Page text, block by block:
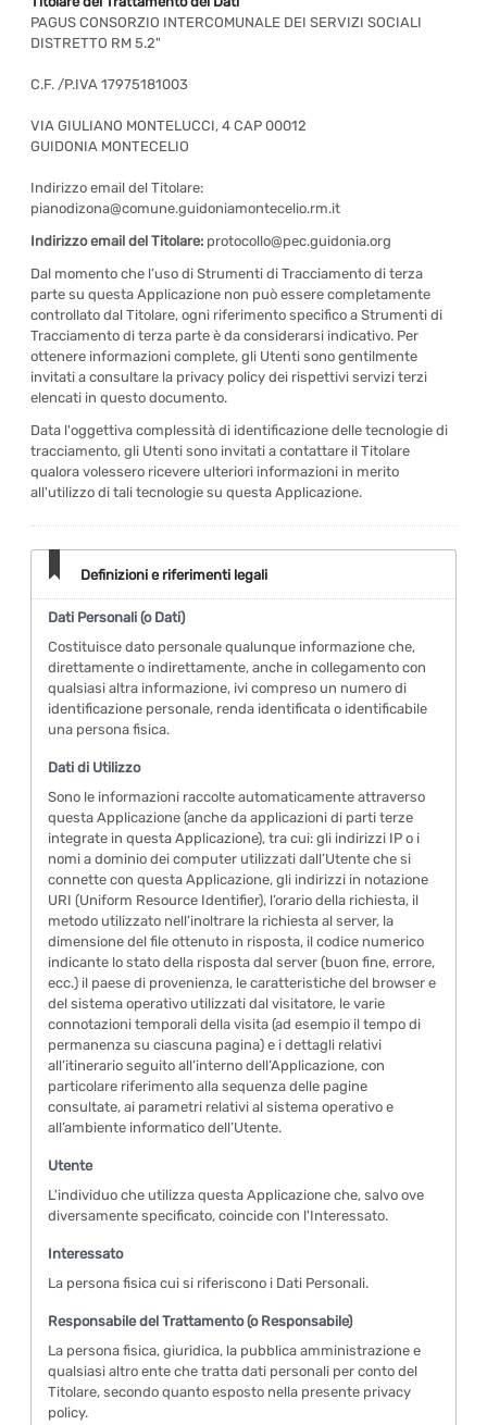
PAGUS CONSORZIO INTERCOMUNALE DEI SERVIZI SOCIALI
DISTRETTO RM 5.2"
C.F. /P.IVA 17975181003
VIA GIULIANO MONTELUCCI, 4 CAP 00012
GUIDONIA MONTECELIO
Indirizzo email del Titolare:
pianodizona@comune.guidoniamontecelio.rm.it
Indirizzo email del Titolare: protocollo@pec.guidonia.org
Dal momento che l’uso di Strumenti di Tracciamento di terza
parte su questa Applicazione non può essere completamente
controllato dal Titolare, ogni riferimento specifico a Strumenti di
Tracciamento di terza parte è da considerarsi indicativo. Per
ottenere informazioni complete, gli Utenti sono gentilmente
invitati a consultare la privacy policy dei rispettivi servizi terzi
elencati in questo documento.
Data l'oggettiva complessità di identificazione delle tecnologie di
tracciamento, gli Utenti sono invitati a contattare il Titolare
qualora volessero ricevere ulteriori informazioni in merito
all'utilizzo di tali tecnologie su questa Applicazione.
Definizioni e riferimenti legali
Dati Personali (o Dati)
Costituisce dato personale qualunque informazione che,
direttamente o indirettamente, anche in collegamento con
qualsiasi altra informazione, ivi compreso un numero di
identificazione personale, renda identificata o identificabile
una persona fisica.
Dati di Utilizzo
Sono le informazioni raccolte automaticamente attraverso
questa Applicazione (anche da applicazioni di parti terze
integrate in questa Applicazione), tra cui: gli indirizzi IP o i
nomi a dominio dei computer utilizzati dall’Utente che si
connette con questa Applicazione, gli indirizzi in notazione
URI (Uniform Resource Identifier), l’orario della richiesta, il
metodo utilizzato nell’inoltrare la richiesta al server, la
dimensione del file ottenuto in risposta, il codice numerico
indicante lo stato della risposta dal server (buon fine, errore,
ecc.) il paese di provenienza, le caratteristiche del browser e
del sistema operativo utilizzati dal visitatore, le varie
connotazioni temporali della visita (ad esempio il tempo di
permanenza su ciascuna pagina) e i dettagli relativi
all’itinerario seguito all’interno dell’Applicazione, con
particolare riferimento alla sequenza delle pagine
consultate, ai parametri relativi al sistema operativo e
all’ambiente informatico dell’Utente.
Utente
L'individuo che utilizza questa Applicazione che, salvo ove
diversamente specificato, coincide con l'Interessato.
Interessato
La persona fisica cui si riferiscono i Dati Personali.
Responsabile del Trattamento (o Responsabile)
La persona fisica, giuridica, la pubblica amministrazione e
qualsiasi altro ente che tratta dati personali per conto del
Titolare, secondo quanto esposto nella presente privacy
policy.